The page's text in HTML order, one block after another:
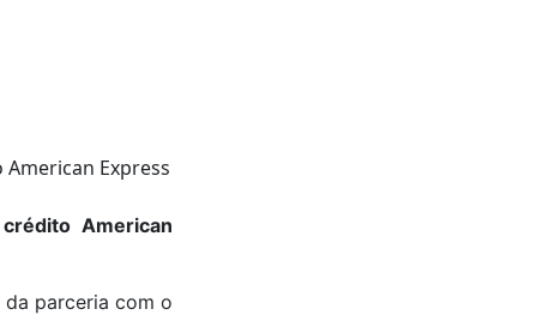
American
parceria com o